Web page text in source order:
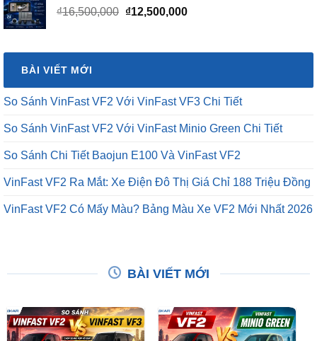
₫16,500,000 Giá
₫16,500,000.
₫12,500,000Giá
là:
BÀI VIẾT MỚI
So Sánh VinFast VF2 Với VinFast VF3 Chi Tiết
So Sánh VinFast VF2 Với VinFast Minio Green Chi Tiết
So Sánh Chi Tiết Baojun E100 Và VinFast VF2
VinFast VF2 Ra Mắt: Xe Điện Đô Thị Giá Chỉ 188 Triệu Đồng
VinFast VF2 Có Mấy Màu? Bảng Màu Xe VF2 Mới Nhất 2026
BÀI VIẾT MỚI